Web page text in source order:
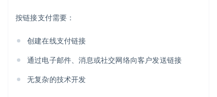
按链接支付需要：
创建在线支付链接
通过电子邮件、消息或社交网络向客户发送链接
无复杂的技术开发